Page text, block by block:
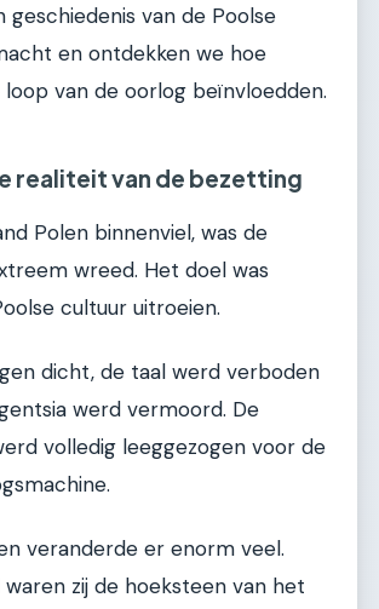
geschiedenis van de Poolse
en ontdekken we hoe
van de oorlog beïnvloedden.
realiteit van de bezetting
Polen binnenviel, was de
wreed. Het doel was
cultuur uitroeien.
dicht, de taal werd verboden
werd vermoord. De
volledig leeggezogen voor de
veranderde er enorm veel.
waren zij de hoeksteen van het